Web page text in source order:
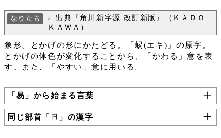
出典『角川新字源 改訂新版』（ＫＡＤＯ
ＫＡＷＡ）
象形。とかげの形にかたどる。「蜴(エキ)」の原字。
とかげの体色が変化することから、「かわる」意を表
す。また、「やすい」意に用いる。
「易」から始まる言葉
同じ部首「 」の漢字